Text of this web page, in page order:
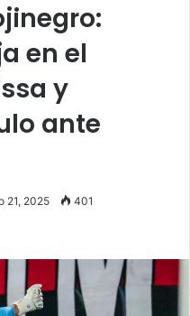
en el
y
ante
21, 2025 401